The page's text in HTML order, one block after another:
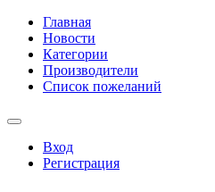
Главная
Новости
Категории
Производители
Список пожеланий
Вход
Регистрация